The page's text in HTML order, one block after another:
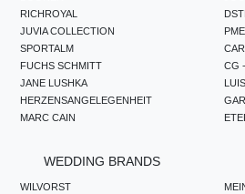
RICHROYAL
JUVIA COLLECTION
SPORTALM
FUCHS SCHMITT
JANE LUSHKA
HERZENSANGELEGENHEIT
MARC CAIN
CG
WEDDING BRANDS
WILVORST